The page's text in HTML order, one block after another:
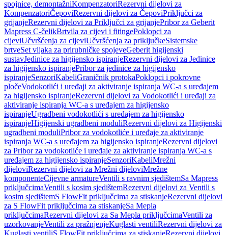
spojnice, demontažniKompenzatoriRezervni dijelovi za
KompenzatoriČepoviRezervni dijelovi za ČepoviPriključci za
grijanjeRezervni dijelovi za Priključci za grijanjePribor za Geberit
Mapress C-čelikBrtvila za cijevi i fitingePoklopci za
cijeviUčvršćenja za cijeviUčvršćenja za priključkeSistemske
brtveSet vijaka za prirubničke spojeveGeberit higijenski
sustavJedinice za higijensko ispiranjeRezervni dijelovi za Jedinice
za higijensko ispiranjePribor za jedinice za higijensko
ispiranjeSenzoriKabeliGraničnik protokaPoklopci i pokrovne
pločeVodokotlići i uređaji za aktiviranje ispiranja WC-a s uređajem
za higijensko ispiranjeRezervni dijelovi za Vodokotlići i uređaji za
aktiviranje ispiranja WC-a s uređajem za higijensko
ispiranjeUgradbeni vodokotlići s uređajem za higijensko
ispiranjeHigijenski ugradbeni moduliRezervni dijelovi za Higijenski
ugradbeni moduliPribor za vodokotliće i uređaje za aktiviranje
ispiranja WC-a s uređajem za higijensko ispiranjeRezervni dijelovi
za Pribor za vodokotliće i uređaje za aktiviranje ispiranja WC-a s
uređajem za higijensko ispiranjeSenzoriKabeliMrežni
dijeloviRezervni dijelovi za Mrežni dijeloviMrežne
komponenteCijevne armatureVentili s ravnim sjedištemSa Mapress
priključcimaVentili s kosim sjedištemRezervni dijelovi za Ventili s
kosim sjedištemS FlowFit priključcima za stiskanjeRezervni dijelovi
za S FlowFit priključcima za stiskanjeSa Mepla
priključcimaRezervni dijelovi za Sa Mepla priključcimaVentili za
uzorkovanjeVentili za pražnjenjeKuglasti ventiliRezervni dijelovi za
Kuglasti ventiliS FlowFit priključcima za stiskanjeRezervni dijelovi